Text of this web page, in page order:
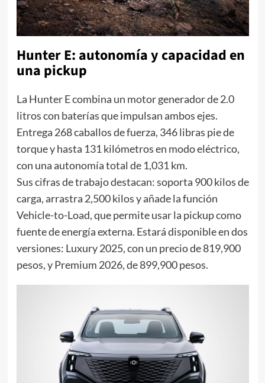
Hunter E: autonomía y capacidad en
una pickup
La Hunter E combina un motor generador de 2.0
litros con baterías que impulsan ambos ejes.
Entrega 268 caballos de fuerza, 346 libras pie de
torque y hasta 131 kilómetros en modo eléctrico,
con una autonomía total de 1,031 km.
Sus cifras de trabajo destacan: soporta 900 kilos de
carga, arrastra 2,500 kilos y añade la función
Vehicle-to-Load, que permite usar la pickup como
fuente de energía externa. Estará disponible en dos
versiones: Luxury 2025, con un precio de 819,900
pesos, y Premium 2026, de 899,900 pesos.